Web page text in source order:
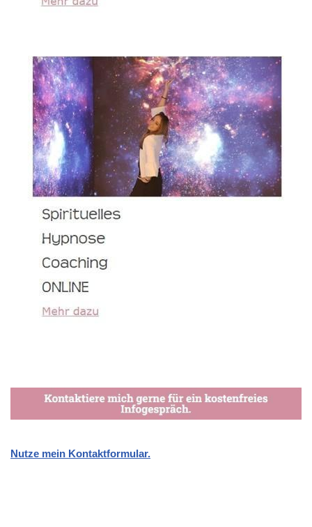
Nutze mein Kontaktformular.